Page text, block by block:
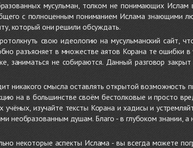
мусульман, толком не понимающих Ислам
с полноценным пониманием Ислама знающими
который они решили обсуждать.
свою идеологию на мусульманский сайт,
разъясняет в множестве аятов Корана те ошибки
не собираются. Данный разговор
никакого смысла оставлять открытой возможность
на в большинстве своём бестолковые и просто
изучайте тексты Корана и хадисы и
необразованным душам. Благо - в глубоком знании, а
некоторые аспекты Ислама - вы всегда можете